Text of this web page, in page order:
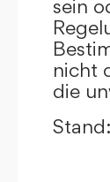
sein
nicht
die